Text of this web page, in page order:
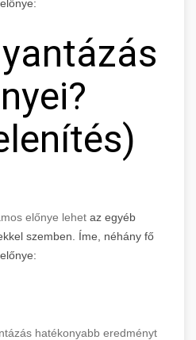
előnye:
előnye lehet az egyéb
szemben. Íme, néhány fő
előnye:
hatékonyabb eredményt